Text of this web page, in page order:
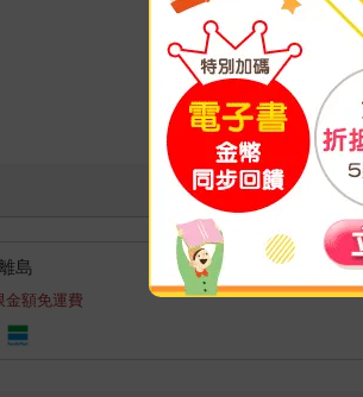
島
金額免運費